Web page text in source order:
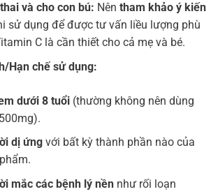
và cho con bú: Nên tham khảo ý kiến
sử dụng để được tư vấn liều lượng phù
C là cần thiết cho cả mẹ và bé.
Hạn chế sử dụng:
dưới 8 tuổi(thường không nên dùng
dị ứngvới bất kỳ thành phần nào của
mắc các bệnh lý nềnnhư rối loạn